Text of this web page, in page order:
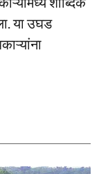
या उघड